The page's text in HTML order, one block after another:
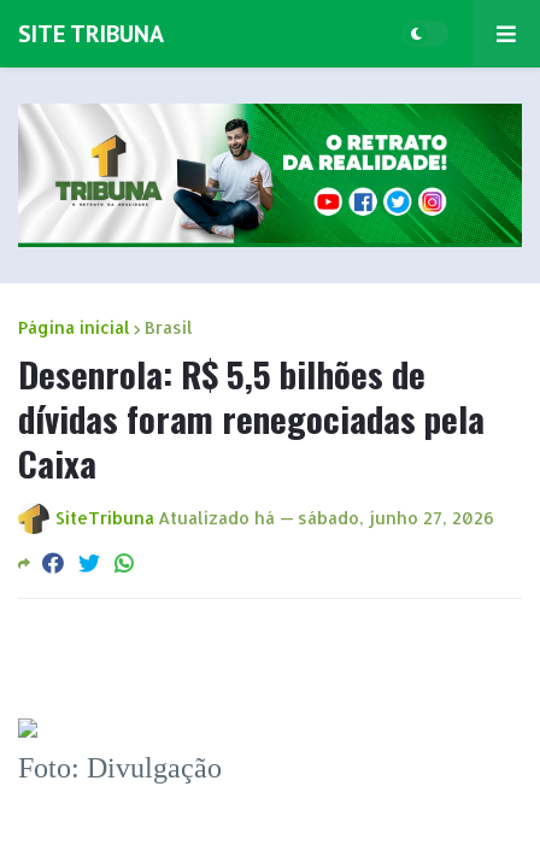
SITE TRIBUNA
Página inicial Brasil
Desenrola: R$ 5,5 bilhões de
dívidas foram renegociadas pela
Caixa
SiteTribuna Atualizado há — sábado, junho 27, 2026
Foto: Divulgação